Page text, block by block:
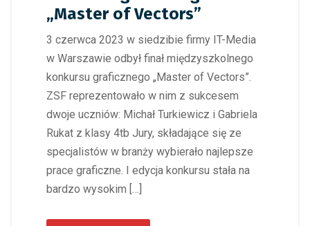
„Master of Vectors”
3 czerwca 2023 w siedzibie firmy IT-Media
w Warszawie odbył finał międzyszkolnego
konkursu graficznego „Master of Vectors”.
ZSF reprezentowało w nim z sukcesem
dwoje uczniów: Michał Turkiewicz i Gabriela
Rukat z klasy 4tb Jury, składające się ze
specjalistów w branży wybierało najlepsze
prace graficzne. I edycja konkursu stała na
bardzo wysokim […]